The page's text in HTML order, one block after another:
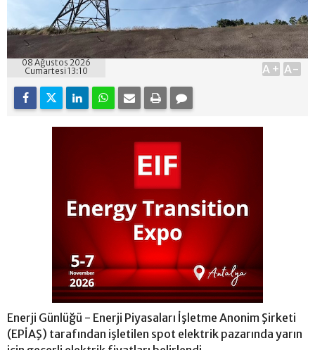
08 Ağustos 2026
Cumartesi 13:10
A+ A-
Enerji Günlüğü - Enerji Piyasaları İşletme Anonim Şirketi
(EPİAŞ) tarafından işletilen spot elektrik pazarında yarın